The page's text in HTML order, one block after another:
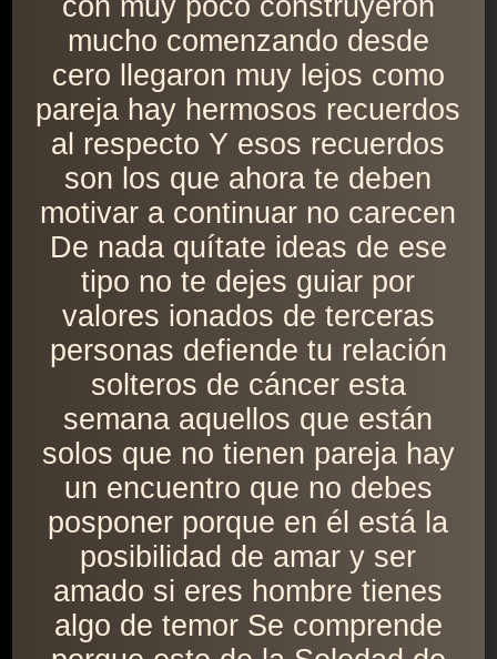
con muy poco construyeron
mucho comenzando desde
cero llegaron muy lejos como
pareja hay hermosos recuerdos
al respecto Y esos recuerdos
son los que ahora te deben
motivar a continuar no carecen
De nada quítate ideas de ese
tipo no te dejes guiar por
valores ionados de terceras
personas defiende tu relación
solteros de cáncer esta
semana aquellos que están
solos que no tienen pareja hay
un encuentro que no debes
posponer porque en él está la
posibilidad de amar y ser
amado si eres hombre tienes
algo de temor Se comprende